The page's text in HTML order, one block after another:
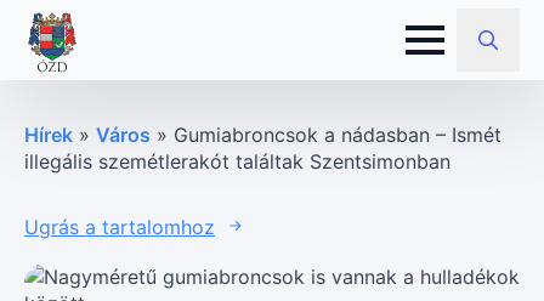
Search
Hírek » Város » Gumiabroncsok a nádasban – Ismét
illegális szemétlerakót találtak Szentsimonban
Ugrás a tartalomhoz